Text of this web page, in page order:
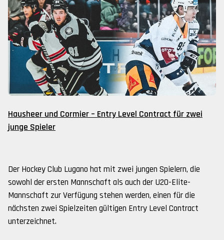
Hausheer und Cormier – Entry Level Contract für zwei
junge Spieler
Der Hockey Club Lugano hat mit zwei jungen Spielern, die
sowohl der ersten Mannschaft als auch der U20-Elite-
Mannschaft zur Verfügung stehen werden, einen für die
nächsten zwei Spielzeiten gültigen Entry Level Contract
unterzeichnet.